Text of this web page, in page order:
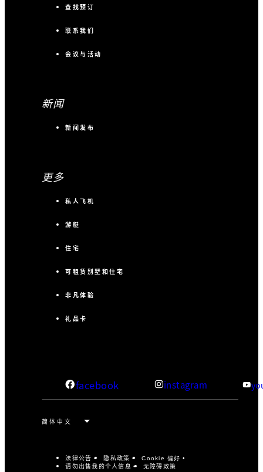
查找预订
联系我们
会议与活动
新闻
新闻发布
更多
私人飞机
游艇
住宅
可租赁别墅和住宅
非凡体验
礼品卡
facebook instagram
法律公告 隐私政策 Cookie 偏好
请勿出售我的个人信息 无障碍政策